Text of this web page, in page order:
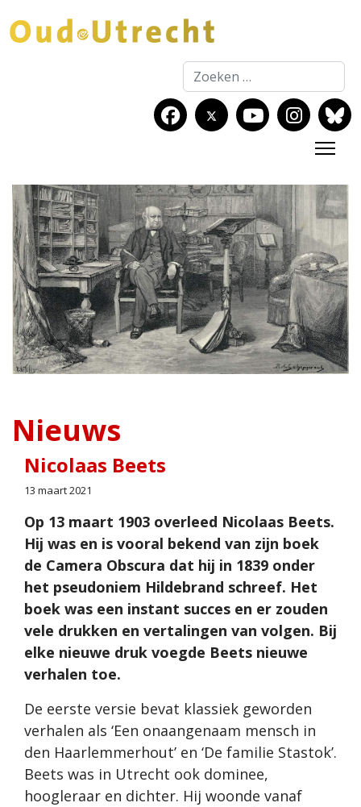
Zoeken
Nieuws
Nicolaas Beets
13 maart 2021
Op 13 maart 1903 overleed Nicolaas Beets.
Hij was en is vooral bekend van zijn boek
de Camera Obscura dat hij in 1839 onder
het pseudoniem Hildebrand schreef. Het
boek was een instant succes en er zouden
vele drukken en vertalingen van volgen. Bij
elke nieuwe druk voegde Beets nieuwe
verhalen toe.
De eerste versie bevat klassiek geworden
verhalen als ‘Een onaangenaam mensch in
den Haarlemmerhout’ en ‘De familie Stastok’.
Beets was in Utrecht ook dominee,
hoogleraar en dichter. Hij woonde vanaf